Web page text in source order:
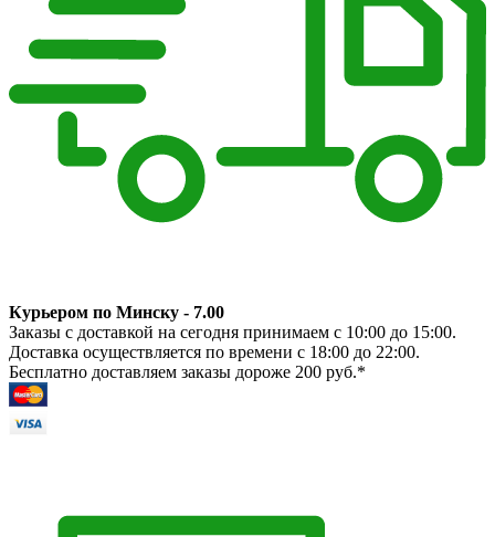
Курьером по Минску - 7.00
Заказы с доставкой на сегодня принимаем с 10:00 до 15:00.
Доставка осуществляется по времени с 18:00 до 22:00.
Бесплатно доставляем заказы дороже 200 руб.*